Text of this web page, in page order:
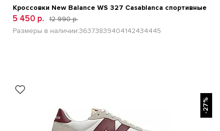
Кроссовки New Balance WS 327 Casablanca спортивные
5 450 р.
12 990 р.
Размеры в наличии:36373839404142434445
-27%